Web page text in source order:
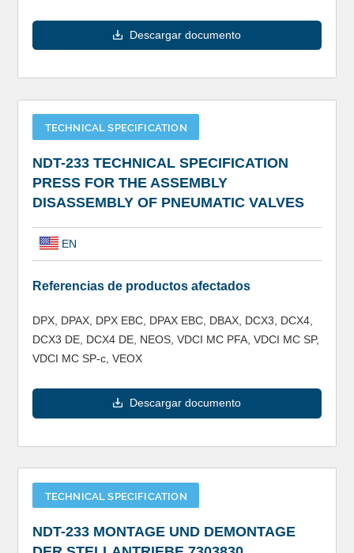
Descargar documento
TECHNICAL SPECIFICATION
NDT-233 TECHNICAL SPECIFICATION
PRESS FOR THE ASSEMBLY
DISASSEMBLY OF PNEUMATIC VALVES
EN
Referencias de productos afectados
DPX, DPAX, DPX EBC, DPAX EBC, DBAX, DCX3, DCX4,
DCX3 DE, DCX4 DE, NEOS, VDCI MC PFA, VDCI MC SP,
VDCI MC SP-c, VEOX
Descargar documento
TECHNICAL SPECIFICATION
NDT-233 MONTAGE UND DEMONTAGE